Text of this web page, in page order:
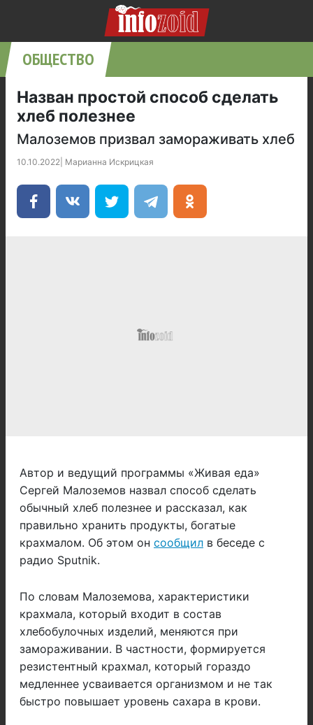
ОБЩЕСТВО
Назван простой способ сделать
хлеб полезнее
Малоземов призвал замораживать хлеб
10.10.2022 Марианна Искрицкая
Автор и ведущий программы «Живая еда»
Сергей Малоземов назвал способ сделать
обычный хлеб полезнее и рассказал, как
правильно хранить продукты, богатые
крахмалом. Об этом он сообщил в беседе с
радио Sputnik.
По словам Малоземова, характеристики
крахмала, который входит в состав
хлебобулочных изделий, меняются при
замораживании. В частности, формируется
резистентный крахмал, который гораздо
медленнее усваивается организмом и не так
быстро повышает уровень сахара в крови.